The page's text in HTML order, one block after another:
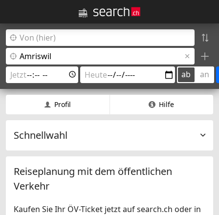
ab an
Profil Hilfe
Schnellwahl
Reiseplanung mit dem öffentlichen
Verkehr
Kaufen Sie Ihr ÖV-Ticket jetzt auf search.ch oder in